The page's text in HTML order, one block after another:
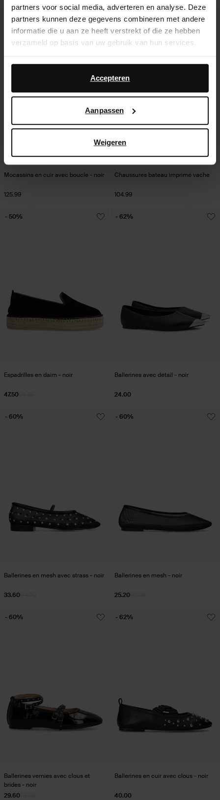
partners voor social media, adverteren en analyse. Deze
partners kunnen deze gegevens combineren met andere
informatie die u aan ze heeft verstrekt of die ze hebben
verzameld op basis van uw gebruik van hun services.
Daarnaast werken wij samen met Google voor
advertentie- en meetdoeleinden. Meer informatie over
hoe Google uw persoonsgegevens gebruikt, vindt u op
Accepteren
Aanpassen
Weigeren
Mocassins en cuir avec boucle - noir
125.99
Chaussures bateau imprimé vache
104.99
Espadrilles en daim - noir
47.50
- 50%
Ballerines avec détail - noir
24.00
- 62%
Ballerines en mesh avec strass - noir
33.60
- 60%
Ballerines en mesh - noir
25.20
- 60%
Ballerines vernies avec clous et
brides - noir
29.60
- 60%
Ballerines en cuir avec clous - noir
40.00
- 62%